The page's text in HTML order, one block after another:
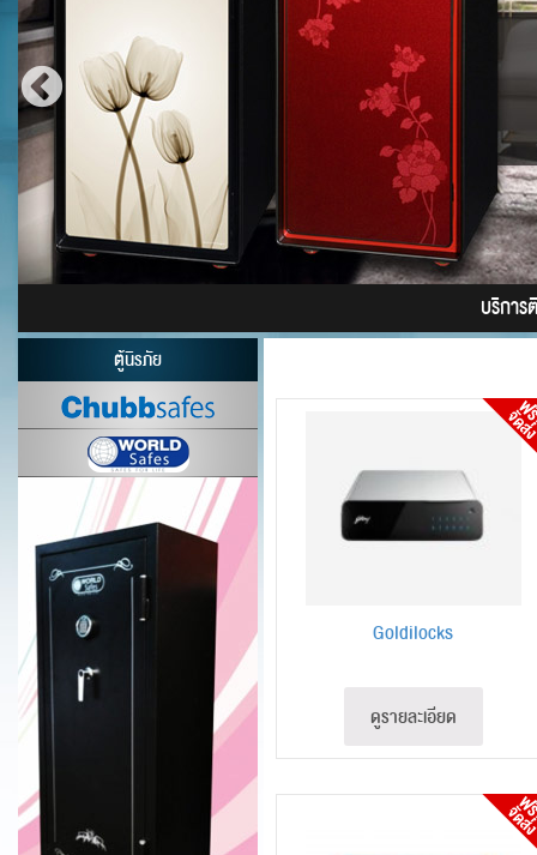
บริการ
ตู้นิรภัย
Goldilocks
ดูรายละเอียด